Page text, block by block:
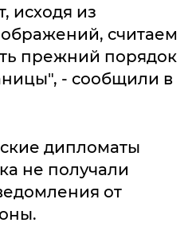
исходя из
считаем
прежний порядок
- сообщили в
дипломаты
не получали
от